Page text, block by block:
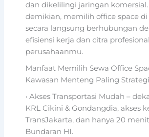
dan dikelilingi jaringan
demikian, memilih office space
secara langsung berhubungan
efisiensi kerja dan citra profesional
perusahaanmu.
Manfaat Memilih Sewa Office
Kawasan Menteng Paling
• Akses Transportasi Mudah –
KRL Cikini & Gondangdia, akses
TransJakarta, dan hanya 20
Bundaran HI.